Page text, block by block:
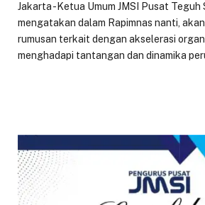
Jakarta -Ketua Umum JMSI Pusat Teguh
mengatakan dalam Rapimnas nanti,
rumusan terkait dengan akselerasi
menghadapi tantangan dan dinamika